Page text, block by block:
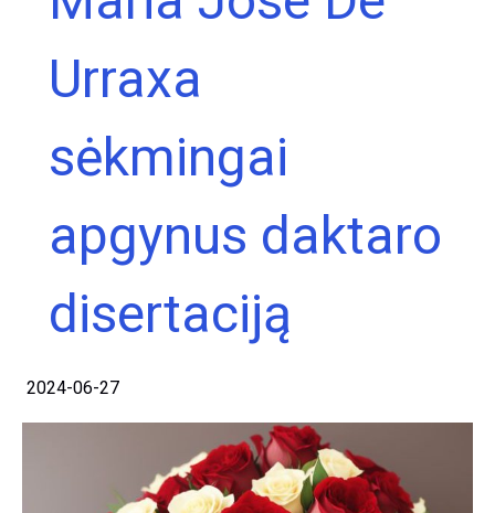
Urraxa
sėkmingai
apgynus daktaro
disertaciją
2024-06-27